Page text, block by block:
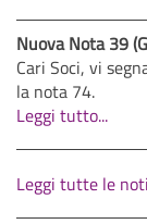
Nuova Nota 39
Cari Soci, vi
la nota 74.
Leggi tutto...
Leggi tutte le